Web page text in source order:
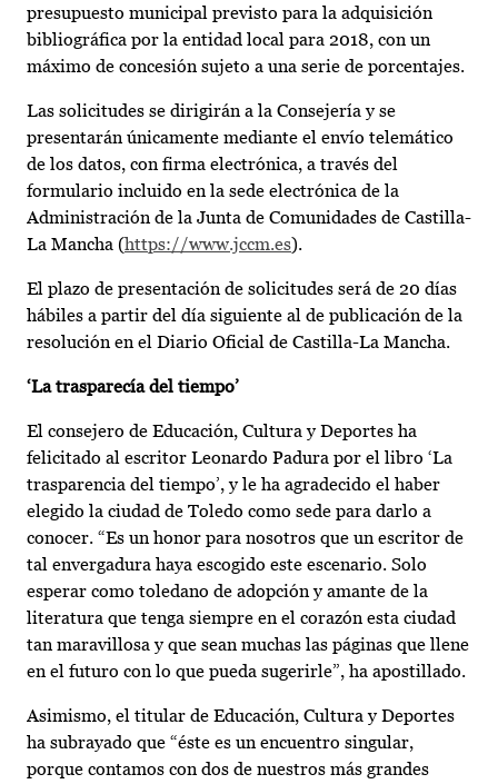
presupuesto municipal previsto para la adquisición
bibliográfica por la entidad local para 2018, con un
máximo de concesión sujeto a una serie de porcentajes.
Las solicitudes se dirigirán a la Consejería y se
presentarán únicamente mediante el envío telemático
de los datos, con firma electrónica, a través del
formulario incluido en la sede electrónica de la
Administración de la Junta de Comunidades de Castilla-
La Mancha (https://www.jccm.es).
El plazo de presentación de solicitudes será de 20 días
hábiles a partir del día siguiente al de publicación de la
resolución en el Diario Oficial de Castilla-La Mancha.
‘La trasparecía del tiempo’
El consejero de Educación, Cultura y Deportes ha
felicitado al escritor Leonardo Padura por el libro ‘La
trasparencia del tiempo’, y le ha agradecido el haber
elegido la ciudad de Toledo como sede para darlo a
conocer. “Es un honor para nosotros que un escritor de
tal envergadura haya escogido este escenario. Solo
esperar como toledano de adopción y amante de la
literatura que tenga siempre en el corazón esta ciudad
tan maravillosa y que sean muchas las páginas que llene
en el futuro con lo que pueda sugerirle”, ha apostillado.
Asimismo, el titular de Educación, Cultura y Deportes
ha subrayado que “éste es un encuentro singular,
porque contamos con dos de nuestros más grandes